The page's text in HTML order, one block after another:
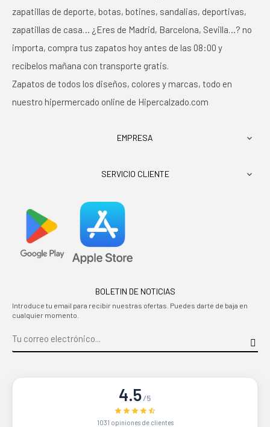
zapatillas de deporte, botas, botines, sandalias, deportivas,
zapatillas de casa… ¿Eres de Madrid, Barcelona, Sevilla…? no
importa, compra tus zapatos hoy antes de las 08:00 y
recíbelos mañana con transporte gratis.
Zapatos de todos los diseños, colores y marcas, todo en
nuestro hipermercado online de Hipercalzado.com
EMPRESA 
SERVICIO CLIENTE 
BOLETIN DE NOTICIAS
Introduce tu email para recibir nuestras ofertas. Puedes darte de baja en
cualquier momento.
4.5/5
1031 opiniones de clientes